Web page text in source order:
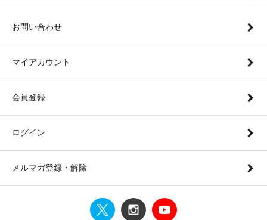
お問い合わせ
マイアカウント
会員登録
ログイン
メルマガ登録・解除